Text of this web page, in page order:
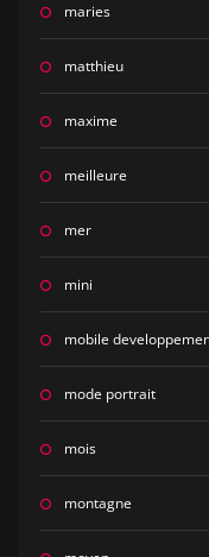
maries
matthieu
maxime
meilleure
mer
mini
mobile
mode portrait
mois
montagne